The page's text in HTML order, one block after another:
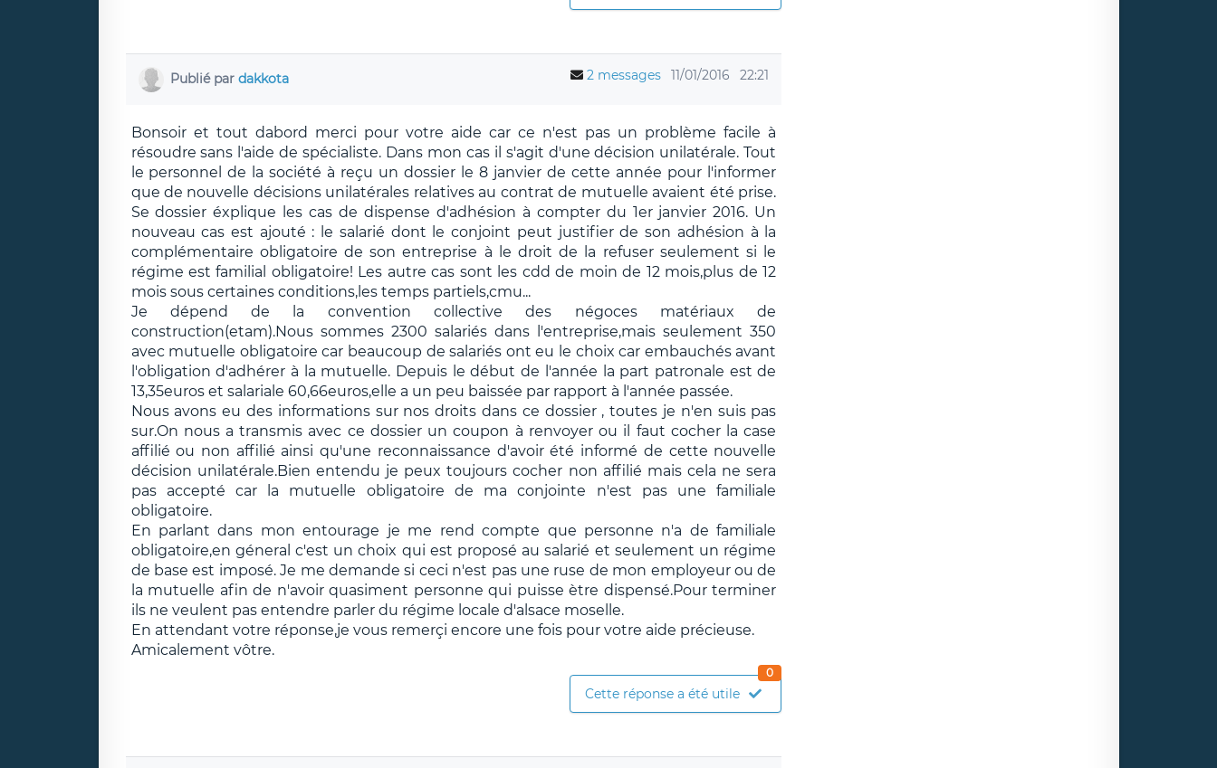
Publié par dakkota 2 messages 11/01/2016 22:21
Bonsoir et tout dabord merci pour votre aide car ce n'est pas un problème facile à
résoudre sans l'aide de spécialiste. Dans mon cas il s'agit d'une décision unilatérale. Tout
le personnel de la société à reçu un dossier le 8 janvier de cette année pour l'informer
que de nouvelle décisions unilatérales relatives au contrat de mutuelle avaient été prise.
Se dossier éxplique les cas de dispense d'adhésion à compter du 1er janvier 2016. Un
nouveau cas est ajouté : le salarié dont le conjoint peut justifier de son adhésion à la
complémentaire obligatoire de son entreprise à le droit de la refuser seulement si le
régime est familial obligatoire! Les autre cas sont les cdd de moin de 12 mois,plus de 12
mois sous certaines conditions,les temps partiels,cmu...
Je dépend de la convention collective des négoces matériaux de
construction(etam).Nous sommes 2300 salariés dans l'entreprise,mais seulement 350
avec mutuelle obligatoire car beaucoup de salariés ont eu le choix car embauchés avant
l'obligation d'adhérer à la mutuelle. Depuis le début de l'année la part patronale est de
13,35euros et salariale 60,66euros,elle a un peu baissée par rapport à l'année passée.
Nous avons eu des informations sur nos droits dans ce dossier , toutes je n'en suis pas
sur.On nous a transmis avec ce dossier un coupon à renvoyer ou il faut cocher la case
affilié ou non affilié ainsi qu'une reconnaissance d'avoir été informé de cette nouvelle
décision unilatérale.Bien entendu je peux toujours cocher non affilié mais cela ne sera
pas accepté car la mutuelle obligatoire de ma conjointe n'est pas une familiale
obligatoire.
En parlant dans mon entourage je me rend compte que personne n'a de familiale
obligatoire,en géneral c'est un choix qui est proposé au salarié et seulement un régime
de base est imposé. Je me demande si ceci n'est pas une ruse de mon employeur ou de
la mutuelle afin de n'avoir quasiment personne qui puisse ètre dispensé.Pour terminer
ils ne veulent pas entendre parler du régime locale d'alsace moselle.
En attendant votre réponse,je vous remerçi encore une fois pour votre aide précieuse.
Amicalement vôtre.
Cette réponse a été utile
0